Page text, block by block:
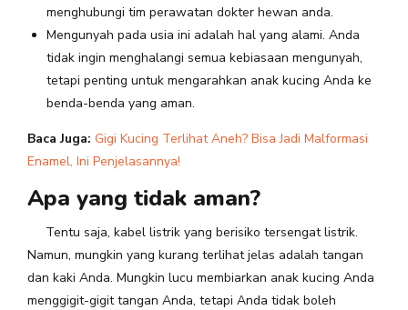
menghubungi tim perawatan dokter hewan anda.
Mengunyah pada usia ini adalah hal yang alami. Anda
tidak ingin menghalangi semua kebiasaan mengunyah,
tetapi penting untuk mengarahkan anak kucing Anda ke
benda-benda yang aman.
Baca Juga: Gigi Kucing Terlihat Aneh? Bisa Jadi Malformasi
Enamel, Ini Penjelasannya!
Apa yang tidak aman?
Tentu saja, kabel listrik yang berisiko tersengat listrik.
Namun, mungkin yang kurang terlihat jelas adalah tangan
dan kaki Anda. Mungkin lucu membiarkan anak kucing Anda
menggigit-gigit tangan Anda, tetapi Anda tidak boleh